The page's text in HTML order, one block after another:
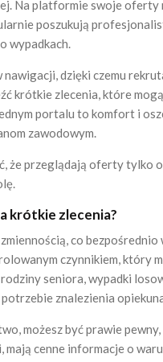
Na platformie swoje
poszukują
wypadkach.
dzięki czemu
krótkie zlecenia, które
portalu to komfort i
zawodowym.
że przeglądają oferty tylko
krótkie zlecenia?
co
czynnikiem, który
seniora, wypadki
znalezienia
możesz być prawie
cenne informacje o